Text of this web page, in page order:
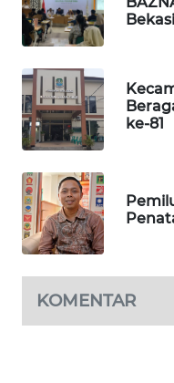
ke-81
KOMENTAR
NEWS
NEWS
SIBARAGAS
NEWS
METRO
SIANTAR
NEWS
METRO
MEDAN